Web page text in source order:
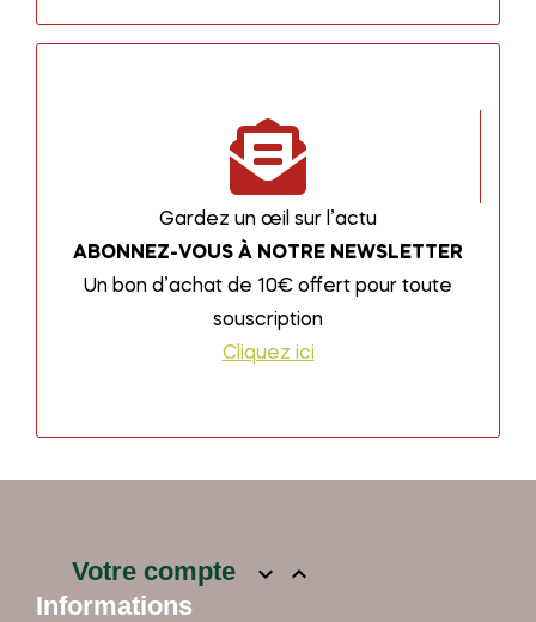
Gardez un œil sur l’actu
ABONNEZ-VOUS À NOTRE NEWSLETTER
Un bon d’achat de 10€ offert pour toute
souscription
Cliquez ici
Votre compte  
Informations